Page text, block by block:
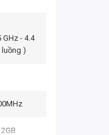
GHz - 4.4
luồng )
DDR4 3200MHz